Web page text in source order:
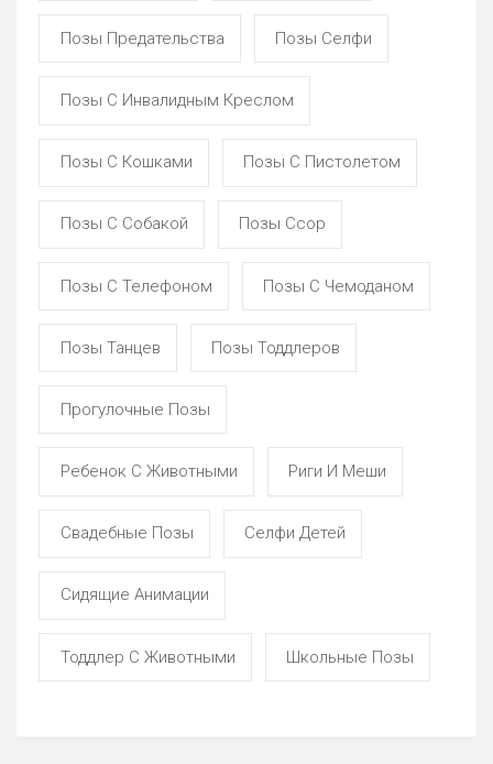
Позы Предательства Позы Селфи
Позы С Инвалидным Креслом
Позы С Кошками Позы С Пистолетом
Позы С Собакой Позы Ссор
Позы С Телефоном Позы С Чемоданом
Позы Танцев Позы Тоддлеров
Прогулочные Позы
Ребенок С Животными Риги И Меши
Свадебные Позы Селфи Детей
Сидящие Анимации
Тоддлер С Животными Школьные Позы